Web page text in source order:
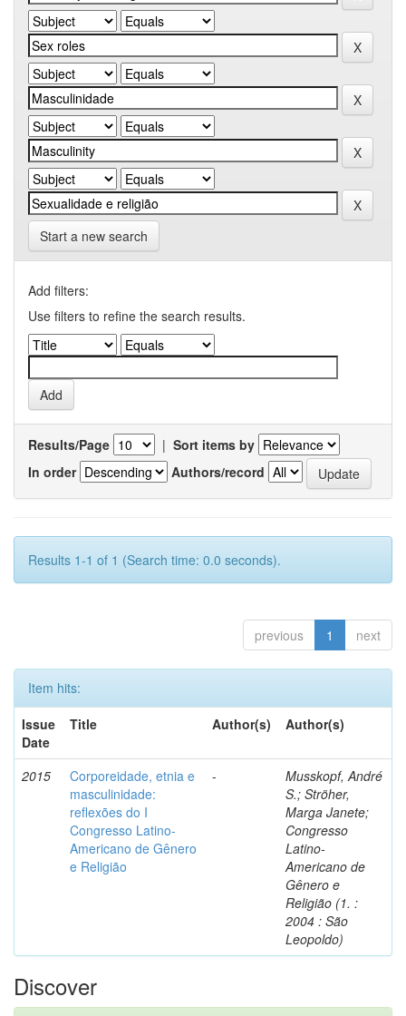
Start a new search
Add filters:
Use filters to refine the search results.
Results/Page | Sort items by
In order
Authors/record
Results 1-1 of 1 (Search time: 0.0 seconds).
previous 1 next
Item hits:
Issue
Date
Title Author(s) Author(s)
2015
Corporeidade, etnia e
masculinidade:
reflexões do I
Congresso Latino-
Americano de Gênero
e Religião
-
Musskopf, André
S.; Ströher,
Marga Janete;
Congresso
Latino-
Americano de
Gênero e
Religião (1. :
2004 : São
Leopoldo)
Discover